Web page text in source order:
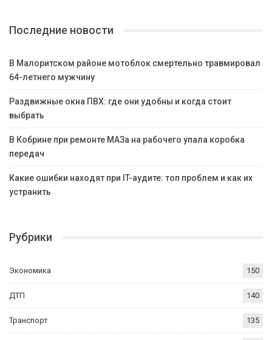
Последние новости
В Малоритском районе мотоблок смертельно травмировал
64-летнего мужчину
Раздвижные окна ПВХ: где они удобны и когда стоит
выбрать
В Кобрине при ремонте МАЗа на рабочего упала коробка
передач
Какие ошибки находят при IT-аудите: топ проблем и как их
устранить
Рубрики
Экономика 150
ДТП 140
Транспорт 135